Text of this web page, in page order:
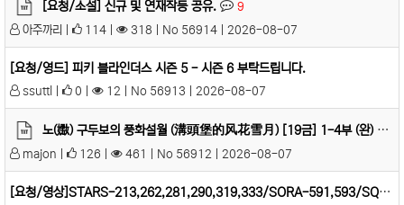
[요청/소설] 신규 및 연재작등 공유.
9
아주까리 |
114 | 318 | No 56914 | 2026-08-07
[요청/영드] 피키 블라인더스 시즌 5 - 시즌 6 부탁드립니다.
ssuttl | 0 | 12 | No 56913 | 2026-08-07
노(嫐) 구두보의 풍화설월 (溝頭堡的风花雪月) [19금] 1-4부 (완)
majon |
126 | 461 | No 56912 | 2026-08-07
[요청/영상]STARS-213,262,281,290,319,333/SORA-591,593/SQTE-597,615,705